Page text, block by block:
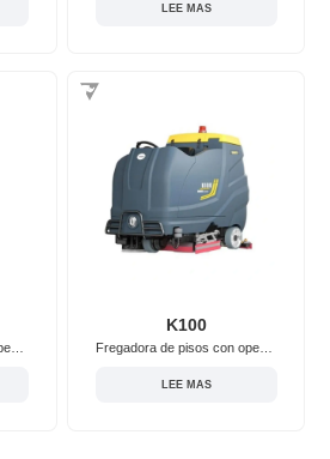
LEE MAS
K100
Fregadora de pisos con operador a bordo Chancee K100 con batería
LEE MAS